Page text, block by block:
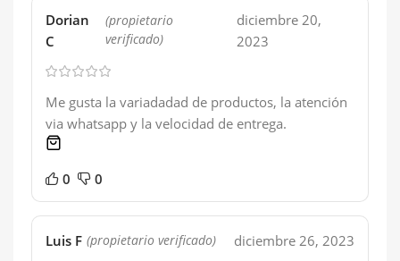
Dorian
C
(propietario
verificado)
diciembre 20,
2023
Me gusta la variadadad de productos, la atención
via whatsapp y la velocidad de entrega.
0 0
Luis F (propietario verificado) diciembre 26, 2023